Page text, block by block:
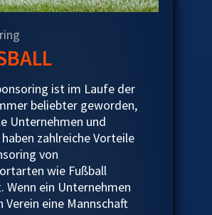
ist im Laufe der
beliebter geworden,
Unternehmen und
zahlreiche Vorteile
von
wie Fußball
Wenn ein Unternehmen
Verein eine Mannschaft